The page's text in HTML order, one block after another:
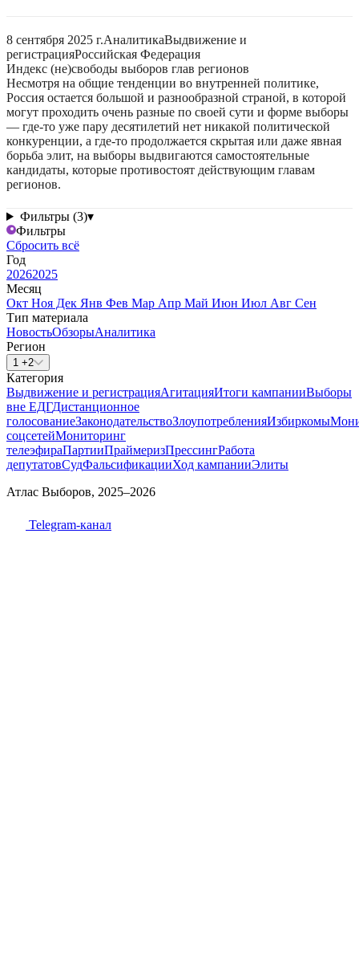
8 сентября 2025 г.АналитикаВыдвижение и
регистрацияРоссийская Федерация
Индекс (не)свободы выборов глав регионов
Несмотря на общие тенденции во внутренней политике,
Россия остается большой и разнообразной страной, в которой
могут проходить очень разные по своей сути и форме выборы
— где-то уже пару десятилетий нет никакой политической
конкуренции, а где-то продолжается скрытая или даже явная
борьба элит, на выборы выдвигаются самостоятельные
кандидаты, которые противостоят действующим главам
регионов.
Фильтры (3)▾
Фильтры
Сбросить всё
Год
20262025
Месяц
Окт Ноя Дек Янв Фев Мар Апр Май Июн Июл Авг Сен
Тип материала
НовостьОбзорыАналитика
Регион
1 +2
Категория
Выдвижение и регистрацияАгитацияИтоги кампанииВыборы
вне ЕДГДистанционное
голосованиеЗаконодательствоЗлоупотребленияИзбиркомы
соцсетейМониторинг
телеэфираПартииПраймеризПрессингРабота
депутатовСудФальсификацииХод кампанииЭлиты
Атлас Выборов, 2025–2026
Telegram-канал